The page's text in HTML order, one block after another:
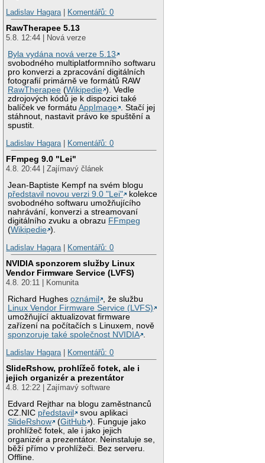
Ladislav Hagara| Komentářů: 0
RawTherapee 5.13
5.8. 12:44 | Nová verze
Byla vydána nová verze 5.13
svobodného multiplatformního softwaru
pro konverzi a zpracování digitálních
fotografií primárně ve formátů RAW
RawTherapee (Wikipedie ). Vedle
zdrojových kódů je k dispozici také
balíček ve formátuAppImage . Stačí jej
stáhnout, nastavit právo ke spuštění a
spustit.
Ladislav Hagara| Komentářů: 0
FFmpeg 9.0 "Lei"
4.8. 20:44 | Zajímavý článek
Jean-Baptiste Kempf na svém blogu
představil novou verzi 9.0 "Lei"
kolekce
svobodného softwaru umožňujícího
nahrávání, konverzi a streamovaní
digitálního zvuku a obrazu FFmpeg
(Wikipedie ).
Ladislav Hagara| Komentářů: 0
NVIDIA sponzorem služby Linux
Vendor Firmware Service (LVFS)
4.8. 20:11 | Komunita
Richard Hughesoznámil
, že službu
Linux Vendor Firmware Service (LVFS)
umožňující aktualizovat firmware
zařízení na počítačích s Linuxem, nově
sponzoruje také společnost NVIDIA .
Ladislav Hagara| Komentářů: 0
SlideRshow, prohlížeč fotek, ale i
jejich organizér a prezentátor
4.8. 12:22 | Zajímavý software
Edvard Rejthar na blogu zaměstnanců
CZ.NIC představil
svou aplikaci
SlideRshow
(GitHub ). Funguje jako
prohlížeč fotek, ale i jako jejich
organizér a prezentátor. Neinstaluje se,
běží přímo v prohlížeči. Bez serveru.
Offline.